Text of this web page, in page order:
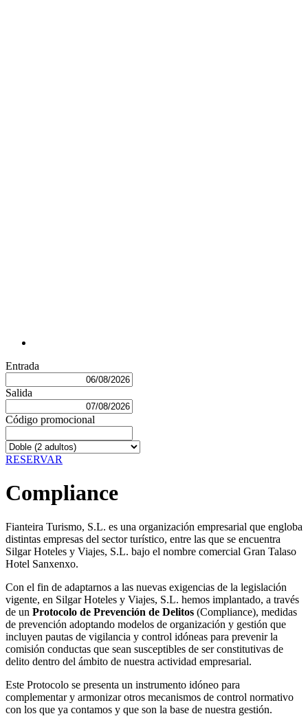
Entrada
Salida
Código promocional
RESERVAR
Compliance
Fianteira Turismo, S.L. es una organización empresarial que engloba
distintas empresas del sector turístico, entre las que se encuentra
Silgar Hoteles y Viajes, S.L. bajo el nombre comercial Gran Talaso
Hotel Sanxenxo.
Con el fin de adaptarnos a las nuevas exigencias de la legislación
vigente, en Silgar Hoteles y Viajes, S.L. hemos implantado, a través
de un Protocolo de Prevención de Delitos (Compliance), medidas
de prevención adoptando modelos de organización y gestión que
incluyen pautas de vigilancia y control idóneas para prevenir la
comisión conductas que sean susceptibles de ser constitutivas de
delito dentro del ámbito de nuestra actividad empresarial.
Este Protocolo se presenta un instrumento idóneo para
complementar y armonizar otros mecanismos de control normativo
con los que ya contamos y que son la base de nuestra gestión.